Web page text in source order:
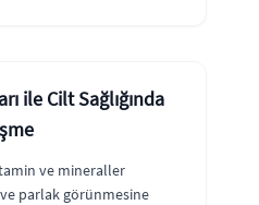
ile Cilt Sağlığında
ve mineraller
parlak görünmesine